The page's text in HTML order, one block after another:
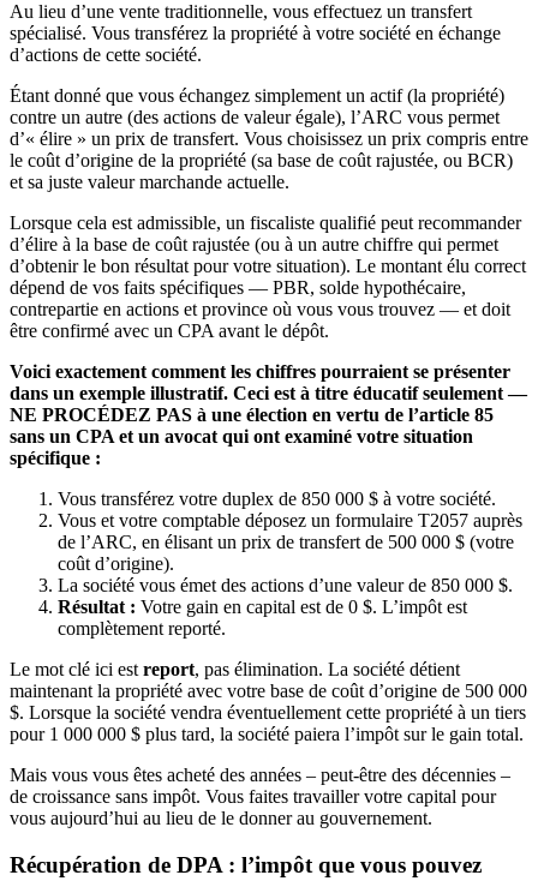
Au lieu d’une vente traditionnelle, vous effectuez un transfert
spécialisé. Vous transférez la propriété à votre société en échange
d’actions de cette société.
Étant donné que vous échangez simplement un actif (la propriété)
contre un autre (des actions de valeur égale), l’ARC vous permet
d’« élire » un prix de transfert. Vous choisissez un prix compris entre
le coût d’origine de la propriété (sa base de coût rajustée, ou BCR)
et sa juste valeur marchande actuelle.
Lorsque cela est admissible, un fiscaliste qualifié peut recommander
d’élire à la base de coût rajustée (ou à un autre chiffre qui permet
d’obtenir le bon résultat pour votre situation). Le montant élu correct
dépend de vos faits spécifiques — PBR, solde hypothécaire,
contrepartie en actions et province où vous vous trouvez — et doit
être confirmé avec un CPA avant le dépôt.
Voici exactement comment les chiffres pourraient se présenter
dans un exemple illustratif. Ceci est à titre éducatif seulement —
NE PROCÉDEZ PAS à une élection en vertu de l’article 85
sans un CPA et un avocat qui ont examiné votre situation
spécifique :
Vous transférez votre duplex de 850 000 $ à votre société.
Vous et votre comptable déposez un formulaire T2057 auprès
de l’ARC, en élisant un prix de transfert de 500 000 $ (votre
coût d’origine).
La société vous émet des actions d’une valeur de 850 000 $.
Résultat : Votre gain en capital est de 0 $. L’impôt est
complètement reporté.
Le mot clé ici est report, pas élimination. La société détient
maintenant la propriété avec votre base de coût d’origine de 500 000
$. Lorsque la société vendra éventuellement cette propriété à un tiers
pour 1 000 000 $ plus tard, la société paiera l’impôt sur le gain total.
Mais vous vous êtes acheté des années – peut-être des décennies –
de croissance sans impôt. Vous faites travailler votre capital pour
vous aujourd’hui au lieu de le donner au gouvernement.
Récupération de DPA : l’impôt que vous pouvez